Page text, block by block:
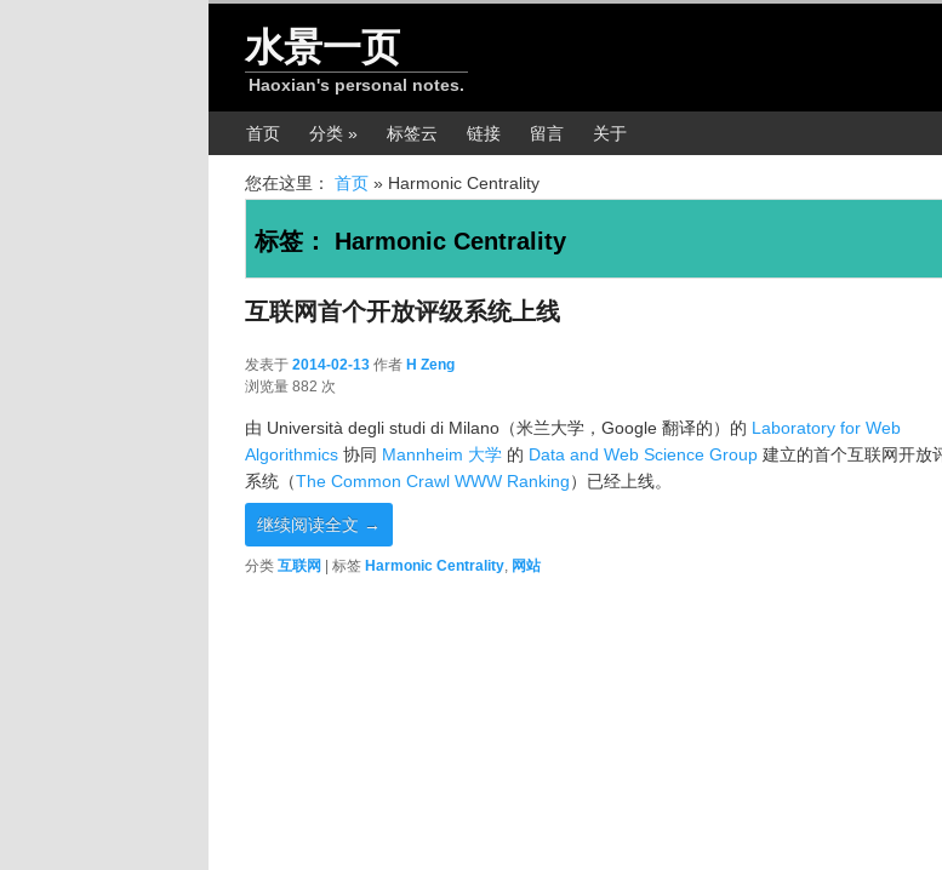
水景一页
Haoxian's personal notes.
主菜单首页 分类 » 标签云 链接 留言 关于
您在这里： 首页 » Harmonic Centrality
标签： Harmonic Centrality
互联网首个开放评级系统上线
发表于 2014-02-13 作者 H Zeng
浏览量 882 次
由 Università degli studi di Milano（米兰大学，Google 翻译的）的 Laboratory for Web
Algorithmics 协同 Mannheim 大学 的 Data and Web Science Group 建立的首个互联网开放
系统（The Common Crawl WWW Ranking）已经上线。
继续阅读全文 →
分类 互联网 标签 Harmonic Centrality, 网站